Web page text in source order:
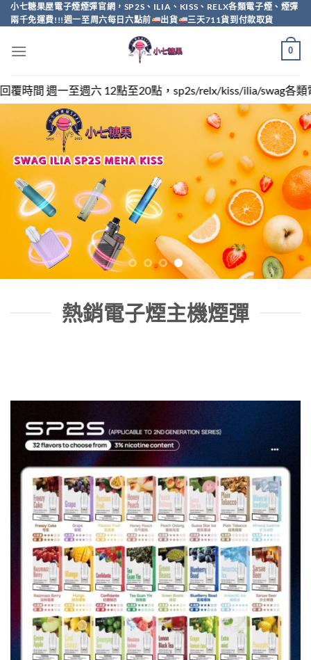
Skip
to
小七糖果屋電子煙煙彈官網，SP2S、ILIA、KISS、RELX各類電子煙、煙彈
兩千免運費!!!週一至周六每日六點前
出貨 三天711貨到付款取貨
0
20點，sp2s/relx/kiss/ilia/swag各類電子煙煙彈買越多越便宜
熱銷電子煙主機煙彈